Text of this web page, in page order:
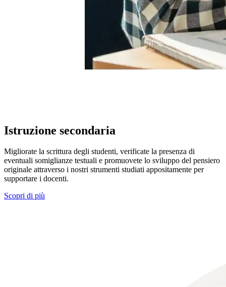
Istruzione secondaria
Migliorate la scrittura degli studenti, verificate la presenza di
eventuali somiglianze testuali e promuovete lo sviluppo del pensiero
originale attraverso i nostri strumenti studiati appositamente per
supportare i docenti.
Scopri di più